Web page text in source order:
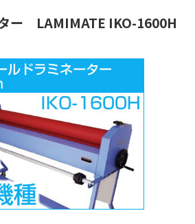
ー LAMIMATE IKO-1600H